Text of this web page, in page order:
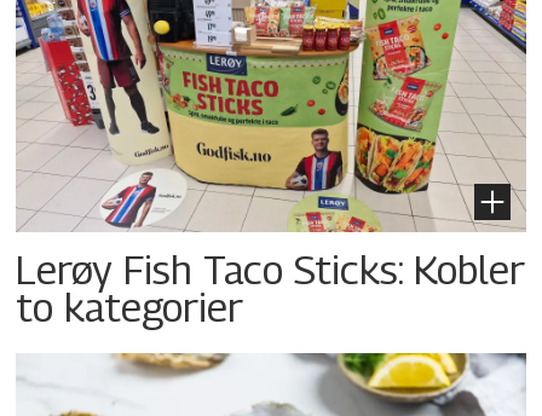
Lerøy Fish Taco Sticks: Kobler
to kategorier